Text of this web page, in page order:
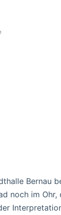
Bernau
noch im